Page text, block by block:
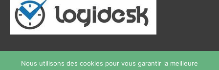
Nous utilisons des cookies pour vous garantir la meilleure